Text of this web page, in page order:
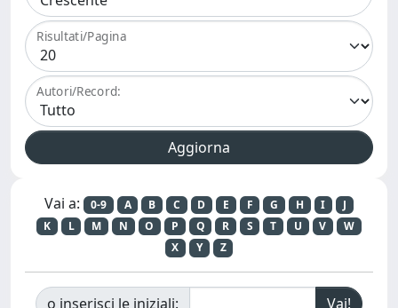
Risultati/Pagina
Autori/Record:
Vai a: 0-9 A B C D E F G H I
J
K
L M N O P Q R S T U V
W
X
Y Z
o inserisci le iniziali: